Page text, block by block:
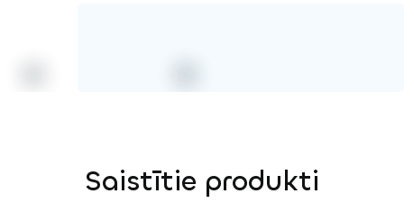
Saistītie produkti